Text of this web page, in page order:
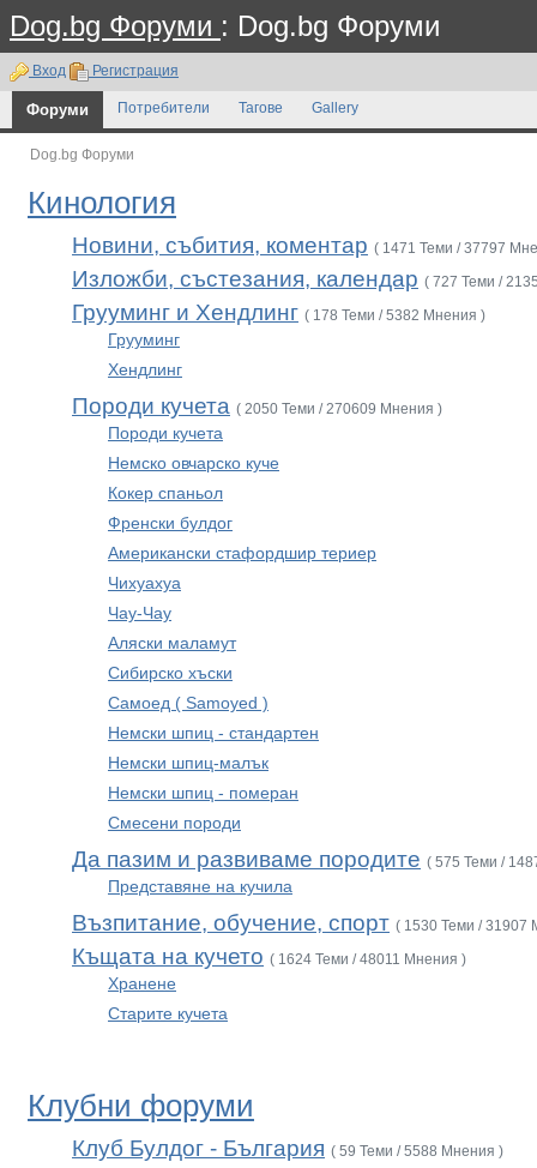
Dog.bg Форуми : Dog.bg Форуми
Вход Регистрация
Форуми Потребители Тагове Gallery
Dog.bg Форуми
Кинология
Новини, събития, коментар ( 1471 Теми / 37797
Изложби, състезания, календар ( 727 Теми /
Грууминг и Хендлинг ( 178 Теми / 5382 Мнения )
Грууминг
Хендлинг
Породи кучета ( 2050 Теми / 270609 Мнения )
Породи кучета
Немско овчарско куче
Кокер спаньол
Френски булдог
Американски стафордшир териер
Чихуахуа
Чау-Чау
Аляски маламут
Сибирско хъски
Самоед ( Samoyed )
Немски шпиц - стандартен
Немски шпиц-малък
Немски шпиц - померан
Смесени породи
Да пазим и развиваме породите ( 575 Теми /
Представяне на кучила
Възпитание, обучение, спорт ( 1530 Теми / 31907
Къщата на кучето ( 1624 Теми / 48011 Мнения )
Хранене
Старите кучета
Клубни форуми
Клуб Булдог - България ( 59 Теми / 5588 Мнения )